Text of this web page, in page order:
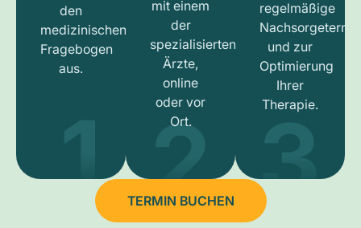
den
medizinischen
Fragebogen
aus.
1
mit einem
der
spezialisierten
Ärzte,
online
oder vor
Ort.
2
regelmäßige
und zur
Optimierung
Ihrer
Therapie.
3
TERMIN BUCHEN